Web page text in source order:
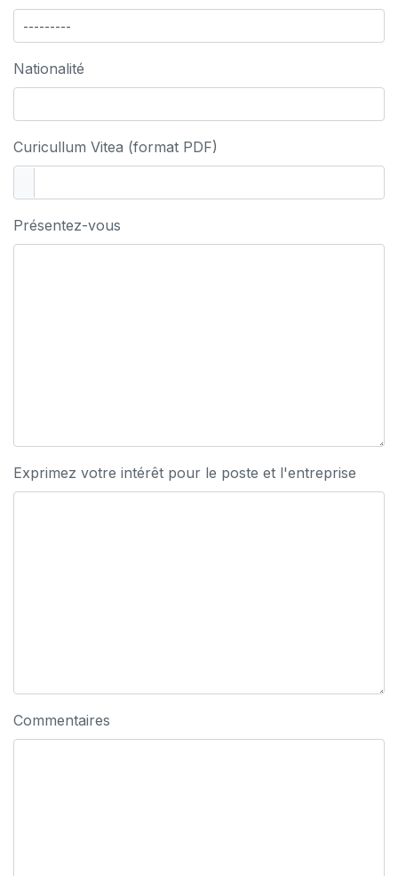
Nationalité
Curicullum Vitea (format PDF)
Présentez-vous
Exprimez votre intérêt pour le poste et l'entreprise
Commentaires